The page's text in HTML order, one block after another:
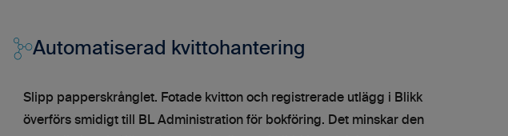
Automatiserad kvittohantering
Slipp papperskrånglet. Fotade kvitton och registrerade utlägg i Blikk
överförs smidigt till BL Administration för bokföring. Det minskar den